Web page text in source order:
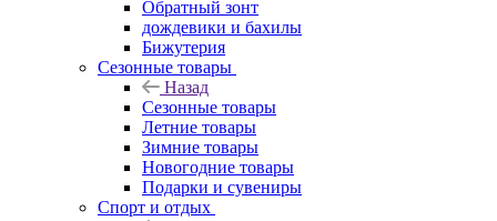
Обратный зонт
дождевики и бахилы
Бижутерия
Сезонные товары
Назад
Сезонные товары
Летние товары
Зимние товары
Новогодние товары
Подарки и сувениры
Спорт и отдых